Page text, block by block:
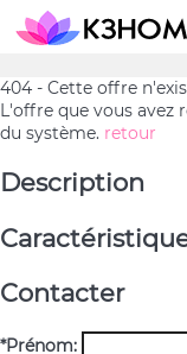
404 - Cette offre
L'offre que vous avez
du système. retour
Description
Contacter
*Prénom: